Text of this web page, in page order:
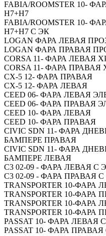
FABIA/ROOMSTER 10-
H7+H7
FABIA/ROOMSTER 10-
H7+H7 С ЭК
LOGAN ФАРА ЛЕВАЯ
LOGAN ФАРА ПРАВАЯ
CORSA 11- ФАРА
CORSA 11- ФАРА
CX-5 12- ФАРА ПРАВАЯ
CX-5 12- ФАРА ЛЕВАЯ
CEED 06- ФАРА ЛЕВАЯ
CEED 06- ФАРА ПРАВАЯ
CEED 10- ФАРА ЛЕВАЯ
CEED 10- ФАРА ПРАВАЯ
CIVIC SDN 11- ФАРА
БАМПЕРЕ ПРАВАЯ
CIVIC SDN 11- ФАРА
БАМПЕРЕ ЛЕВАЯ
C3 02-09 - ФАРА ЛЕВАЯ С
C3 02-09 - ФАРА ПРАВАЯ
TRANSPORTER 10-
TRANSPORTER 10-
TRANSPORTER 10-
TRANSPORTER 10-
PASSAT 10- ФАРА
PASSAT 10- ФАРА